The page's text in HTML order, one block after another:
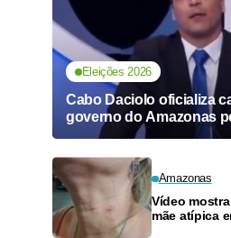
Eleições 2026
Cabo Daciolo oficializa
governo do Amazonas
Amazonas
Vídeo
mãe atípica